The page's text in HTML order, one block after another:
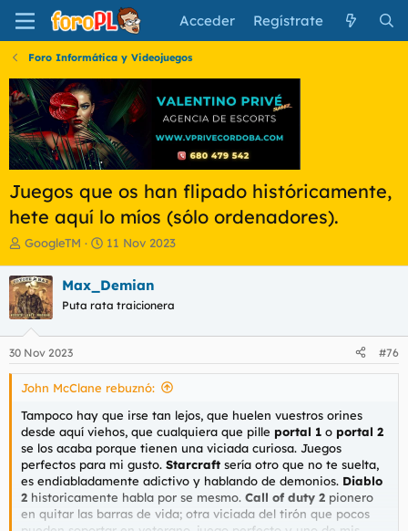
Acceder Regístrate
Foro Informática y Videojuegos
Juegos que os han flipado históricamente,
hete aquí lo míos (sólo ordenadores).
I
i
c
i
a
d
o
r
d
l
t
e
m
a
GoogleTM
F
h
a
e
n
i
i
o
11 Nov 2023
Max_Demian
Puta rata traicionera
30 Nov 2023 #76
John McClane rebuznó:
Tampoco hay que irse tan lejos, que huelen vuestros orines
desde aquí viehos, que cualquiera que pille portal 1 o portal 2
se los acaba porque tienen una viciada curiosa. Juegos
perfectos para mi gusto. Starcraft sería otro que no te suelta,
es endiabladamente adictivo y hablando de demonios. Diablo
2 historicamente habla por se mesmo. Call of duty 2 pionero
en quitar las barras de vida; otra viciada del tirón que pocos